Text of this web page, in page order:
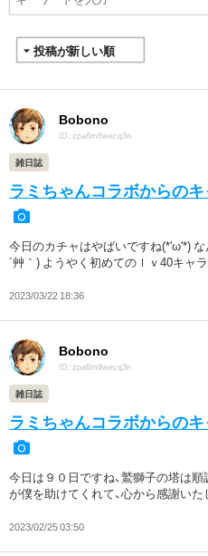
Bobono
ID: zpa6m8wecq3n
雑日誌
ラミちゃんコラボからの
今日のカチャはやばいですね(*'ω'*)
´艸｀) ようやく初めてのｌｖ40キャ
2023/03/22 18:36
Bobono
ID: zpa6m8wecq3n
雑日誌
ラミちゃんコラボからの
今日は９０日ですね、鷲獅子の塔は
が僕を助けてくれて、心から感謝い
2023/02/25 03:50